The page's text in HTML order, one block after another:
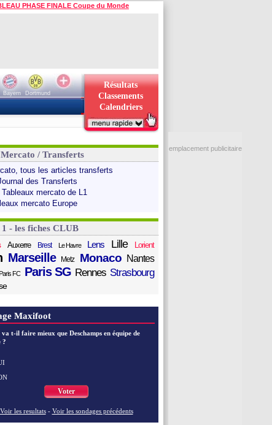
PHASE FINALE Coupe du Monde
Bayern
Dortmund
Résultats
Classements
Calendriers
/ Transferts
tous les articles transferts
des Transferts
Tableaux mercato de L1
mercato Europe
- les fiches CLUB
Auxerre Brest Le Havre Lens Lille Lorient
Marseille Metz Monaco Nantes
FC Paris SG Rennes Strasbourg
Maxifoot
va t-il faire mieux que Deschamps en équipe de
?
Voter
Voir les resultats - Voir les sondages précédents
emplacement publicitaire